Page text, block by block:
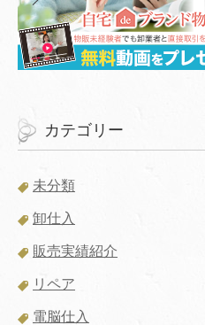
カテゴリー
未分類
卸仕入
販売実績紹介
リペア
電脳仕入